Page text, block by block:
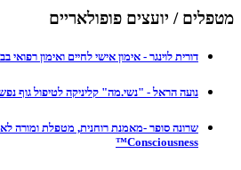
מטפלים / יועצים פופולאריים
דורית לוינגר - אימון אישי לחיים ואימון רפואי
נועה הראל - "נשי.מה" קליניקה לטיפול גוף
Consciousness™